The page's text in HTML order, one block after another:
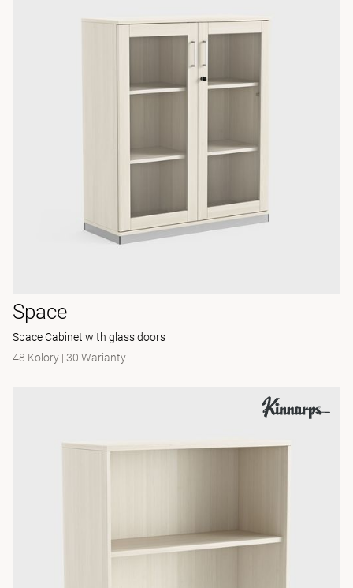
Space
Space Cabinet with glass doors
48 Kolory | 30 Warianty